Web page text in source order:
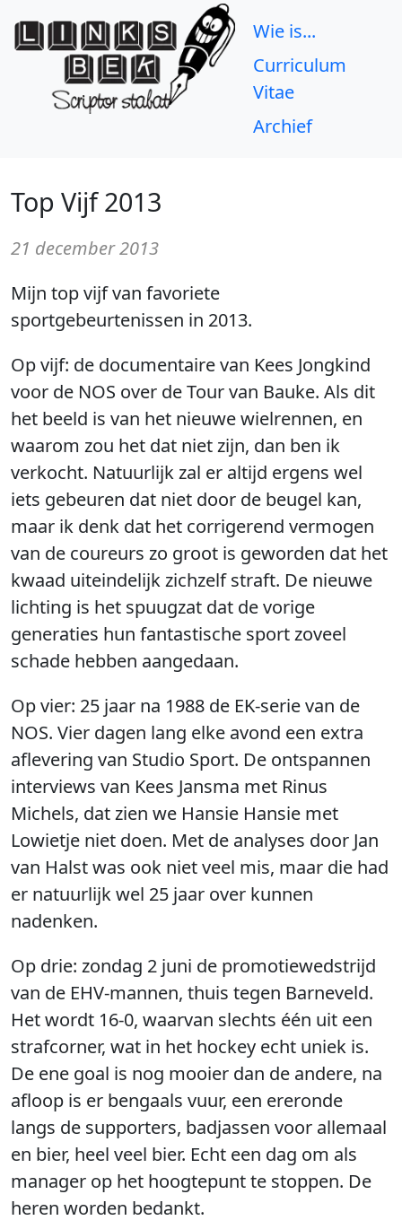
Wie is...
Curriculum
Vitae
Archief
Top Vijf 2013
21 december 2013
Mijn top vijf van favoriete
sportgebeurtenissen in 2013.
Op vijf: de documentaire van Kees Jongkind
voor de NOS over de Tour van Bauke. Als dit
het beeld is van het nieuwe wielrennen, en
waarom zou het dat niet zijn, dan ben ik
verkocht. Natuurlijk zal er altijd ergens wel
iets gebeuren dat niet door de beugel kan,
maar ik denk dat het corrigerend vermogen
van de coureurs zo groot is geworden dat het
kwaad uiteindelijk zichzelf straft. De nieuwe
lichting is het spuugzat dat de vorige
generaties hun fantastische sport zoveel
schade hebben aangedaan.
Op vier: 25 jaar na 1988 de EK-serie van de
NOS. Vier dagen lang elke avond een extra
aflevering van Studio Sport. De ontspannen
interviews van Kees Jansma met Rinus
Michels, dat zien we Hansie Hansie met
Lowietje niet doen. Met de analyses door Jan
van Halst was ook niet veel mis, maar die had
er natuurlijk wel 25 jaar over kunnen
nadenken.
Op drie: zondag 2 juni de promotiewedstrijd
van de EHV-mannen, thuis tegen Barneveld.
Het wordt 16-0, waarvan slechts één uit een
strafcorner, wat in het hockey echt uniek is.
De ene goal is nog mooier dan de andere, na
afloop is er bengaals vuur, een ereronde
langs de supporters, badjassen voor allemaal
en bier, heel veel bier. Echt een dag om als
manager op het hoogtepunt te stoppen. De
heren worden bedankt.